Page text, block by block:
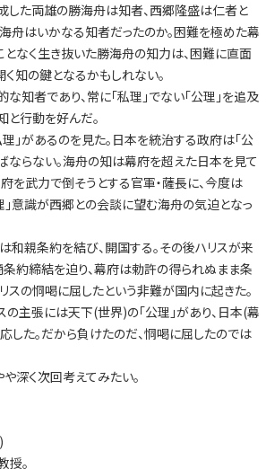
た両雄の勝海舟は知者、西郷隆盛は仁者と
舟はいかなる知者だったのか。困難を極めた幕
なく生き抜いた勝海舟の知力は、困難に直面
知の鍵となるかもしれない。
知者であり、常に「私理」でない「公理」を追及
と行動を好んだ。
」があるのを見た。日本を統治する政府は「公
ならない。海舟の知は幕府を超えた日本を見て
府を武力で倒そうとする官軍・薩長に、今度は
理」意識が西郷との会談に望む海舟の気迫となっ
和親条約を結び、開国する。その後ハリスが来
約締結を迫り、幕府は勅許の得られぬまま条
スの恫喝に屈したという非難が国内に起きた。
の主張には天下(世界)の「公理」があり、日本(幕
した。だから負けたのだ、恫喝に屈したのでは
深く次回考えてみたい。
。